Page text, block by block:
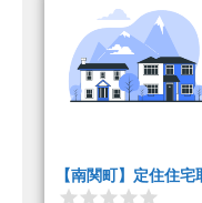
【南関町】定住住